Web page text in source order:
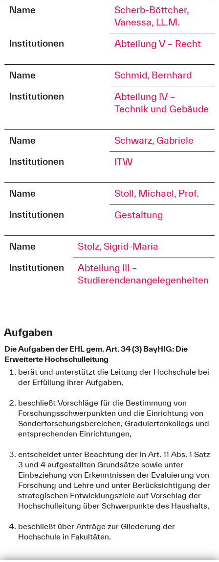
Name
Scherb-Böttcher,
Vanessa, LL.M.
Institutionen
Abteilung V – Recht
Name
Schmid, Bernhard
Institutionen
Abteilung IV –
Technik und Gebäude
Name
Schwarz, Gabriele
Institutionen
ITW
Name
Stoll, Michael, Prof.
Institutionen
Gestaltung
Name
Stolz, Sigrid-Maria
Institutionen
Abteilung III –
Studierendenangelegenheiten
Aufgaben
Die Aufgaben der EHL gem. Art. 34 (3) BayHIG: Die
Erweiterte Hochschulleitung
berät und unterstützt die Leitung der Hochschule bei
der Erfüllung ihrer Aufgaben,
beschließt Vorschläge für die Bestimmung von
Forschungsschwerpunkten und die Einrichtung von
Sonderforschungsbereichen, Graduiertenkollegs und
entsprechenden Einrichtungen,
entscheidet unter Beachtung der in Art. 11 Abs. 1 Satz
3 und 4 aufgestellten Grundsätze sowie unter
Einbeziehung von Erkenntnissen der Evaluierung von
Forschung und Lehre und unter Berücksichtigung der
strategischen Entwicklungsziele auf Vorschlag der
Hochschulleitung über Schwerpunkte des Haushalts,
beschließt über Anträge zur Gliederung der
Hochschule in Fakultäten.